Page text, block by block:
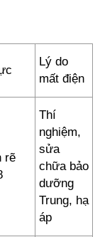
Lý do
mất điện
rẽ
Thí
nghiệm,
sửa
chữa bảo
dưỡng
Trung, hạ
áp